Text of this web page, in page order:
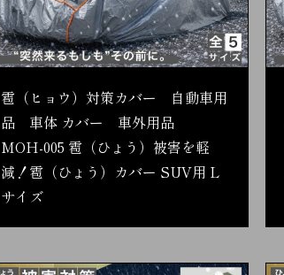
雹（ヒョウ）対策カバー 自動車用
品 車体 カバー 車外用品
MOH-005 雹（ひょう）被害を軽
減！雹（ひょう）カバー SUV用 L
サイズ